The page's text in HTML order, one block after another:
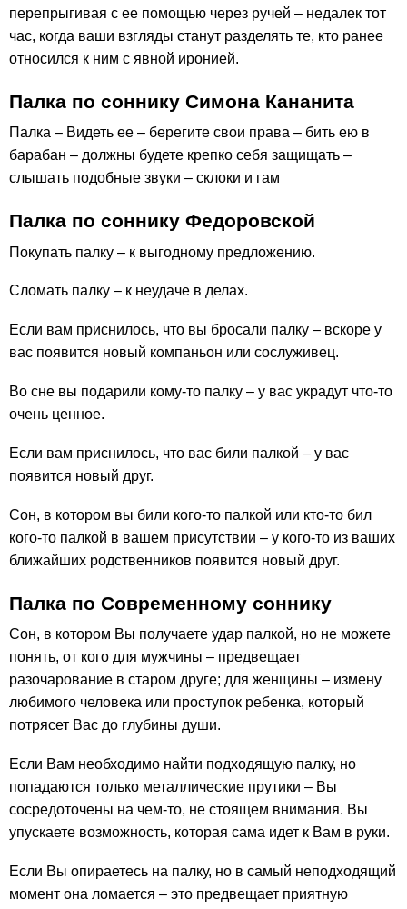
перепрыгивая с ее помощью через ручей – недалек тот
час, когда ваши взгляды станут разделять те, кто ранее
относился к ним с явной иронией.
Палка по соннику Симона Кананита
Палка – Видеть ее – берегите свои права – бить ею в
барабан – должны будете крепко себя защищать –
слышать подобные звуки – склоки и гам
Палка по соннику Федоровской
Покупать палку – к выгодному предложению.
Сломать палку – к неудаче в делах.
Если вам приснилось, что вы бросали палку – вскоре у
вас появится новый компаньон или сослуживец.
Во сне вы подарили кому-то палку – у вас украдут что-то
очень ценное.
Если вам приснилось, что вас били палкой – у вас
появится новый друг.
Сон, в котором вы били кого-то палкой или кто-то бил
кого-то палкой в вашем присутствии – у кого-то из ваших
ближайших родственников появится новый друг.
Палка по Современному соннику
Сон, в котором Вы получаете удар палкой, но не можете
понять, от кого для мужчины – предвещает
разочарование в старом друге; для женщины – измену
любимого человека или проступок ребенка, который
потрясет Вас до глубины души.
Если Вам необходимо найти подходящую палку, но
попадаются только металлические прутики – Вы
сосредоточены на чем-то, не стоящем внимания. Вы
упускаете возможность, которая сама идет к Вам в руки.
Если Вы опираетесь на палку, но в самый неподходящий
момент она ломается – это предвещает приятную